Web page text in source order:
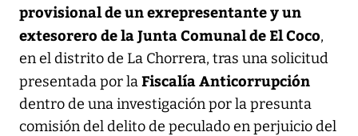
provisional de un exrepresentante y un
extesorero de la Junta Comunal de El Coco,
en el distrito de La Chorrera, tras una solicitud
presentada por laFiscalía Anticorrupción
dentro de una investigación por la presunta
comisión del delito de peculado en perjuicio del